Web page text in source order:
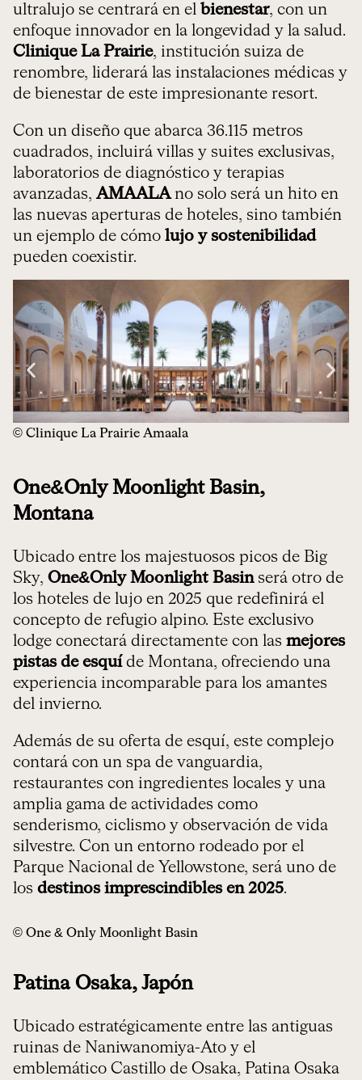
ultralujo se centrará en el bienestar, con un
enfoque innovador en la longevidad y la salud.
Clinique La Prairie, institución suiza de
renombre, liderará las instalaciones médicas y
de bienestar de este impresionante resort.
Con un diseño que abarca 36.115 metros
cuadrados, incluirá villas y suites exclusivas,
laboratorios de diagnóstico y terapias
avanzadas, AMAALAno solo será un hito en
las nuevas aperturas de hoteles, sino también
un ejemplo de cómo lujo y sostenibilidad
pueden coexistir.
© Clinique La Prairie Amaala
One&Only Moonlight Basin,
Montana
Ubicado entre los majestuosos picos de Big
Sky, One&Only Moonlight Basinserá otro de
los hoteles de lujo en 2025 que redefinirá el
concepto de refugio alpino. Este exclusivo
lodge conectará directamente con las mejores
pistas de esquíde Montana, ofreciendo una
experiencia incomparable para los amantes
del invierno.
Además de su oferta de esquí, este complejo
contará con un spa de vanguardia,
restaurantes con ingredientes locales y una
amplia gama de actividades como
senderismo, ciclismo y observación de vida
silvestre. Con un entorno rodeado por el
Parque Nacional de Yellowstone, será uno de
los destinos imprescindibles en 2025.
© One & Only Moonlight Basin
Patina Osaka, Japón
Ubicado estratégicamente entre las antiguas
ruinas de Naniwanomiya-Ato y el
emblemático Castillo de Osaka, Patina Osaka